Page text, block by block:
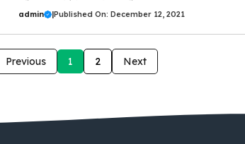
admin |Published On: December 12, 2021
Previous 1 2 Next